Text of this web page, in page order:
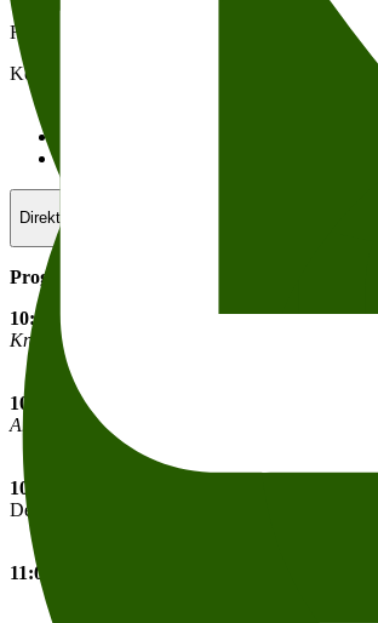
Hensikten med konferansen er å løfte debatten
Konferansen arrangeres av Rådet for Dyreetikk
krever
Påmelding er ikke nødvendig dersom du
Direktesending
Program
10:00 – 10:10
Velkommen og praktiske
Knut Bøe, leder av Rådet for dyreetikk
10:10 – 10:40 Grunnlaget for empati med dyr
Arne Johan Vetlesen, professor i filosofi, UiO
10:40 – 11:00 Kjærlighet og kunnskap –
Del I:
11:00 – 11:10 Pause